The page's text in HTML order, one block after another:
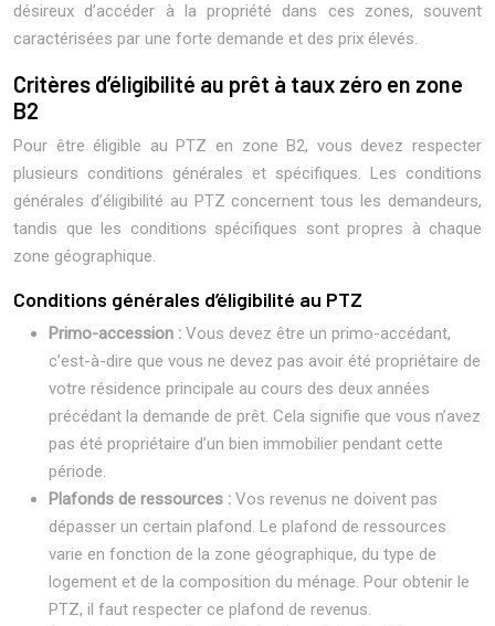
désireux d’accéder à la propriété dans ces zones, souvent
caractérisées par une forte demande et des prix élevés.
Critères d’éligibilité au prêt à taux zéro en zone
B2
Pour être éligible au PTZ en zone B2, vous devez respecter
plusieurs conditions générales et spécifiques. Les conditions
générales d’éligibilité au PTZ concernent tous les demandeurs,
tandis que les conditions spécifiques sont propres à chaque
zone géographique.
Conditions générales d’éligibilité au PTZ
Primo-accession : Vous devez être un primo-accédant,
c’est-à-dire que vous ne devez pas avoir été propriétaire de
votre résidence principale au cours des deux années
précédant la demande de prêt. Cela signifie que vous n’avez
pas été propriétaire d’un bien immobilier pendant cette
période.
Plafonds de ressources : Vos revenus ne doivent pas
dépasser un certain plafond. Le plafond de ressources
varie en fonction de la zone géographique, du type de
logement et de la composition du ménage. Pour obtenir le
PTZ, il faut respecter ce plafond de revenus.